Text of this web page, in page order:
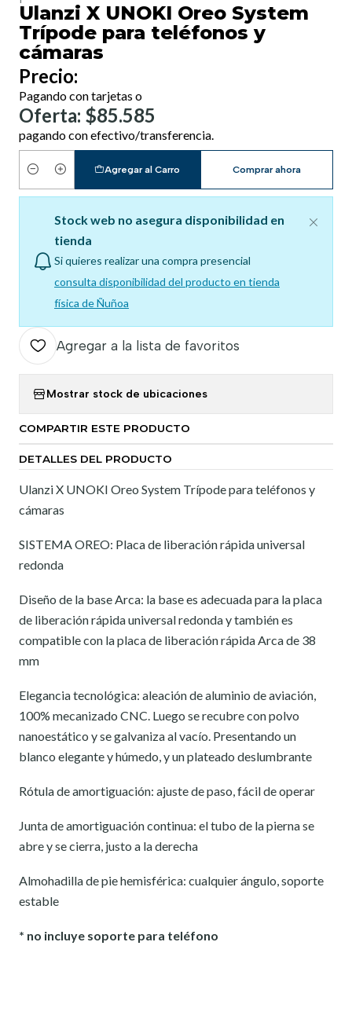
Ulanzi X UNOKI Oreo System
Trípode para teléfonos y
cámaras
Precio:
Pagando con tarjetas o
Oferta: $85.585
pagando con efectivo/transferencia.
Cantidad
Agregar al Carro Comprar ahora
Stock web no asegura disponibilidad en
tienda
Si quieres realizar una compra presencial
consulta disponibilidad del producto en tienda
física de Ñuñoa
Agregar a la lista de favoritos
Mostrar stock de ubicaciones
COMPARTIR ESTE PRODUCTO
DETALLES DEL PRODUCTO
Ulanzi X UNOKI Oreo System Trípode para teléfonos y
cámaras
SISTEMA OREO: Placa de liberación rápida universal
redonda
Diseño de la base Arca: la base es adecuada para la placa
de liberación rápida universal redonda y también es
compatible con la placa de liberación rápida Arca de 38
mm
Elegancia tecnológica: aleación de aluminio de aviación,
100% mecanizado CNC. Luego se recubre con polvo
nanoestático y se galvaniza al vacío. Presentando un
blanco elegante y húmedo, y un plateado deslumbrante
Rótula de amortiguación: ajuste de paso, fácil de operar
Junta de amortiguación continua: el tubo de la pierna se
abre y se cierra, justo a la derecha
Almohadilla de pie hemisférica: cualquier ángulo, soporte
estable
* no incluye soporte para teléfono